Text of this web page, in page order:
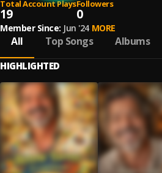
Total Account Plays
19
Followers
0
Member Since: Jun '24 MORE
All Top Songs Albums
HIGHLIGHTED